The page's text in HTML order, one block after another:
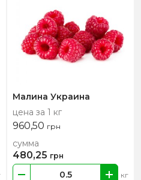
Малина Украина
цена за 1 кг
960,50 грн
кг
сумма
480,25 грн